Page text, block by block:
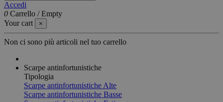
Accedi
0 Carrello /Empty
Your cart
×
Non ci sono più articoli nel tuo carrello
Scarpe antinfortunistiche
Tipologia
Scarpe antinfortunistiche Alte
Scarpe antinfortunistiche Basse